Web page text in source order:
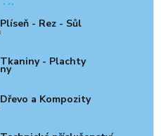
Plíseň - Rez - Sůl
Tkaniny - Plachty
Dřevo a Kompozity